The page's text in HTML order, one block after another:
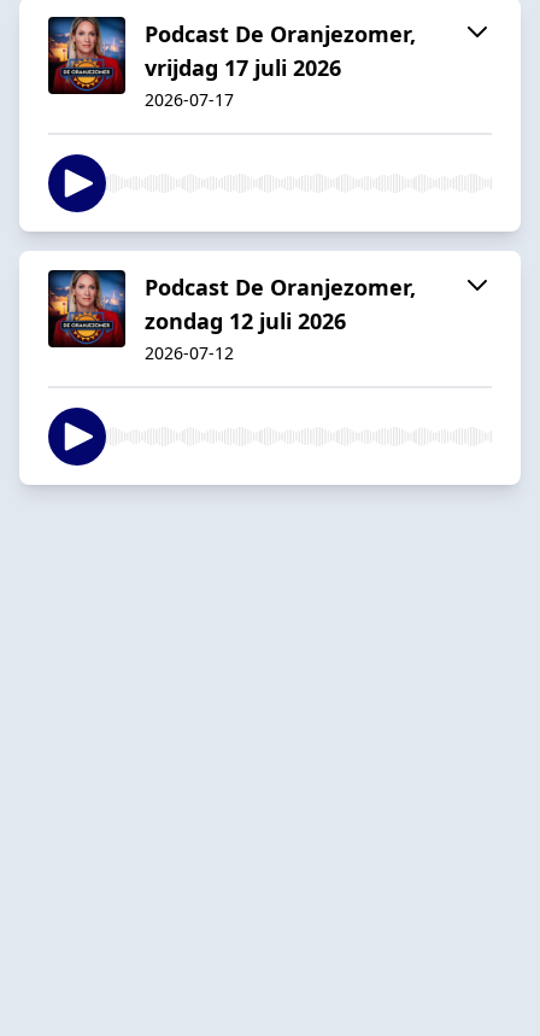
Podcast De Oranjezomer,
vrijdag 17 juli 2026
2026-07-17
Podcast De Oranjezomer,
zondag 12 juli 2026
2026-07-12